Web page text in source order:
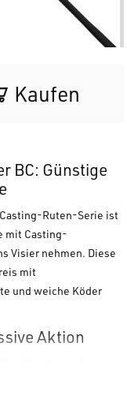
Kaufen
BC: Günstige
Casting-Ruten-Serie ist
mit Casting-
Visier nehmen. Diese
mit
und weiche Köder
Aktion
und besitzen einen
den größten